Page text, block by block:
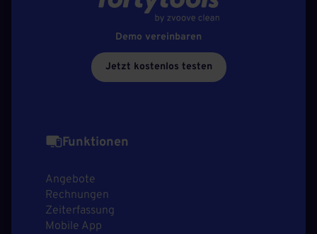
Demo vereinbaren
Jetzt kostenlos testen
Funktionen
Angebote
Rechnungen
Zeiterfassung
Mobile App